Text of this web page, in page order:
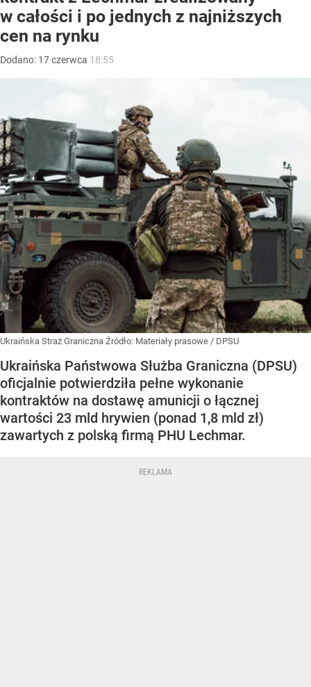
w całości i po jednych z najniższych
cen na rynku
Dodano: 17czerwca 18:55
Ukraińska Straż Graniczna Źródło: Materiały prasowe / DPSU
Ukraińska Państwowa Służba Graniczna (DPSU)
oficjalnie potwierdziła pełne wykonanie
kontraktów na dostawę amunicji o łącznej
wartości 23 mld hrywien (ponad 1,8 mld zł)
zawartych z polską firmą PHU Lechmar.